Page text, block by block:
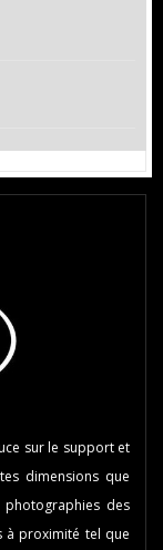
sur le support et
dimensions que
des
à proximité tel que